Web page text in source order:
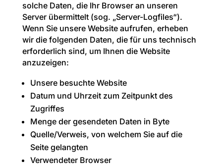
solche Daten, die Ihr Browser an unseren
Server übermittelt (sog. „Server-Logfiles“).
Wenn Sie unsere Website aufrufen, erheben
wir die folgenden Daten, die für uns technisch
erforderlich sind, um Ihnen die Website
anzuzeigen:
Unsere besuchte Website
Datum und Uhrzeit zum Zeitpunkt des
Zugriffes
Menge der gesendeten Daten in Byte
Quelle/Verweis, von welchem Sie auf die
Seite gelangten
Verwendeter Browser